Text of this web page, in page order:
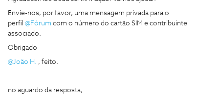
Envie-nos, por favor, uma mensagem privada para o
perfil @Fórum com o número do cartão SIM e contribuinte
associado.
Obrigado
@João H. , feito.
no aguardo da resposta,